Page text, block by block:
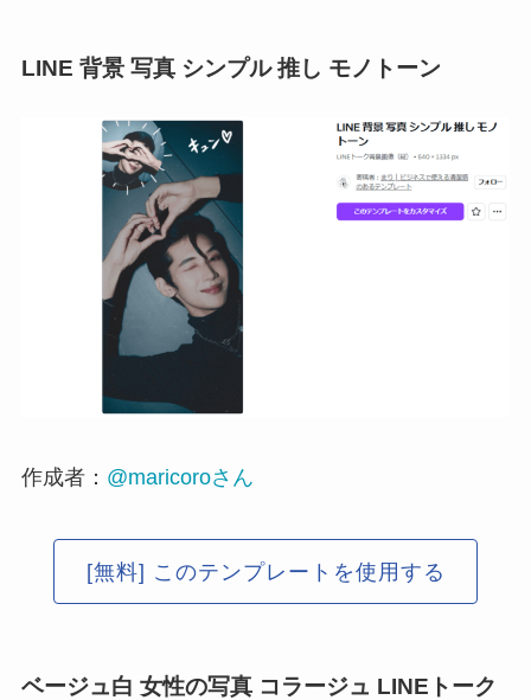
LINE 背景 写真 シンプル 推し モノトーン
作成者： @maricoroさん
[無料] このテンプレートを使用する
ベージュ白 女性の写真 コラージュ LINEトーク